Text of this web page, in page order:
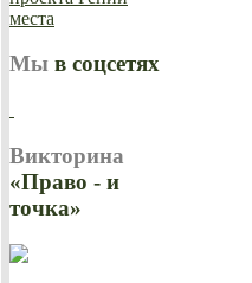
Мы в соцсетях
Викторина
«Право - и
точка»